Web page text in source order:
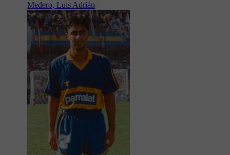
Medero, Luis Adrián